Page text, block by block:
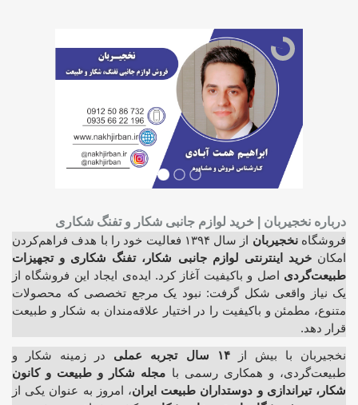
درباره نخجیربان | خرید لوازم جانبی شکار و تفنگ شکاری
فروشگاه نخجیربان
از سال ۱۳۹۴ فعالیت خود را با هدف فراهم‌کردن
امکان خرید اینترنتی لوازم جانبی شکار، تفنگ شکاری و تجهیزات
طبیعت‌گردی اصل و باکیفیت آغاز کرد. ایده‌ی ایجاد این فروشگاه از
یک نیاز واقعی شکل گرفت: نبود یک مرجع تخصصی که محصولات
متنوع، مطمئن و باکیفیت را در اختیار علاقه‌مندان به شکار و طبیعت
قرار دهد.
نخجیربان با بیش از
۱۴ سال تجربه عملی
در زمینه شکار و
طبیعت‌گردی، و همکاری رسمی با مجله شکار و طبیعت و کانون
شکار، تیراندازی و دوستداران طبیعت ایران، امروز به عنوان یکی از